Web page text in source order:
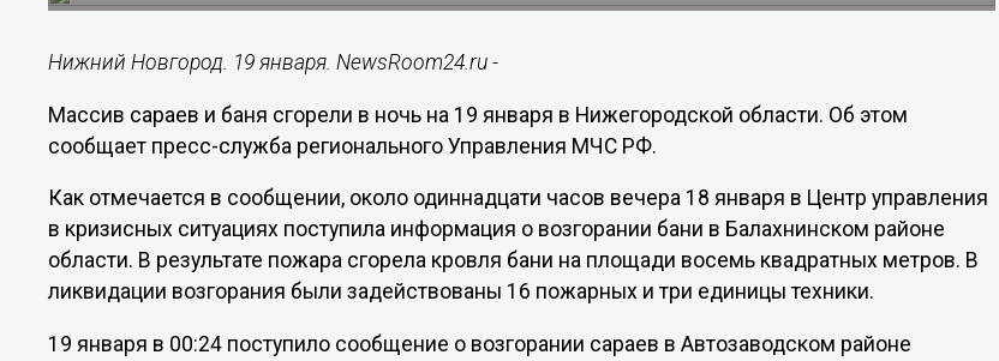
Нижний Новгород. 19 января. NewsRoom24.ru -
Массив сараев и баня сгорели в ночь на 19 января в Нижегородской области. Об этом
сообщает пресс-служба регионального Управления МЧС РФ.
Как отмечается в сообщении, около одиннадцати часов вечера 18 января в Центр управления
в кризисных ситуациях поступила информация о возгорании бани в Балахнинском районе
области. В результате пожара сгорела кровля бани на площади восемь квадратных метров. В
ликвидации возгорания были задействованы 16 пожарных и три единицы техники.
19 января в 00:24 поступило сообщение о возгорании сараев в Автозаводском районе